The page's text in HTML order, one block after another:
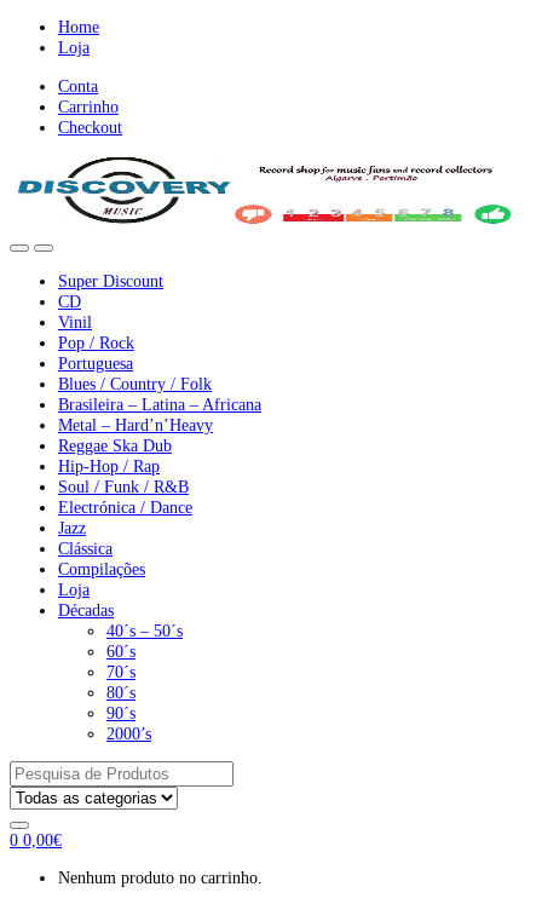
nevegação
conteúdo
Home
Loja
Conta
Carrinho
Checkout
Super Discount
CD
Vinil
Pop / Rock
Portuguesa
Blues / Country / Folk
Brasileira – Latina – Africana
Metal – Hard’n’Heavy
Reggae Ska Dub
Hip-Hop / Rap
Soul / Funk / R&B
Electrónica / Dance
Jazz
Clássica
Compilações
Loja
Décadas
40´s – 50´s
60´s
70´s
80´s
90´s
2000’s
Pesquisar
por:
0 0,00€
Nenhum produto no carrinho.